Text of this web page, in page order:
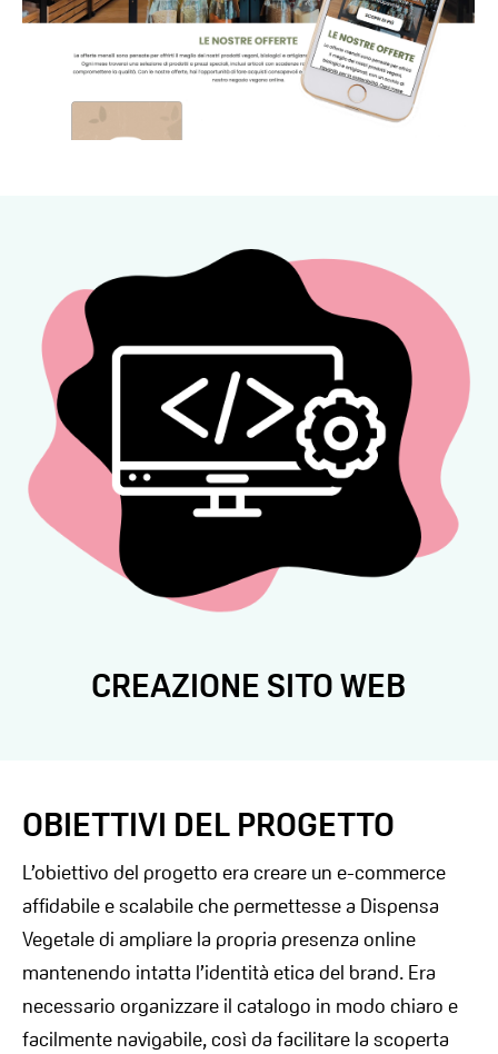
UX/UI DESIGN
OBIETTIVI DEL PROGETTO
L’obiettivo del progetto era creare un e-commerce
affidabile e scalabile che permettesse a Dispensa
Vegetale di ampliare la propria presenza online
mantenendo intatta l’identità etica del brand. Era
necessario organizzare il catalogo in modo chiaro e
facilmente navigabile, così da facilitare la scoperta